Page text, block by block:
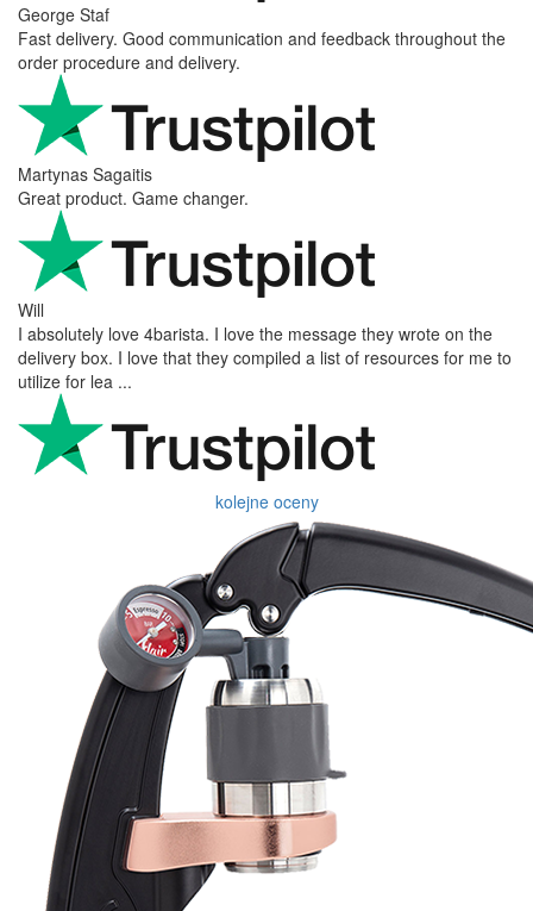
George Staf
Fast delivery. Good communication and feedback throughout the
order procedure and delivery.
Martynas Sagaitis
Great product. Game changer.
Will
I absolutely love 4barista. I love the message they wrote on the
delivery box. I love that they compiled a list of resources for me to
utilize for lea ...
kolejne oceny